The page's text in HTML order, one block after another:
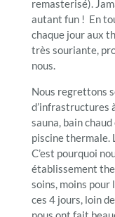
remasterisé).
autant fun ! En
chaque jour aux
très souriante,
nous.
Nous regrettons
d’infrastructures
sauna, bain
piscine thermale.
C’est pourquoi
établissement
soins, moins pour
ces 4 jours, loin